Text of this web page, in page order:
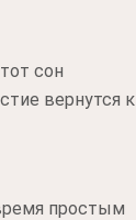
сон
вернутся к
простым